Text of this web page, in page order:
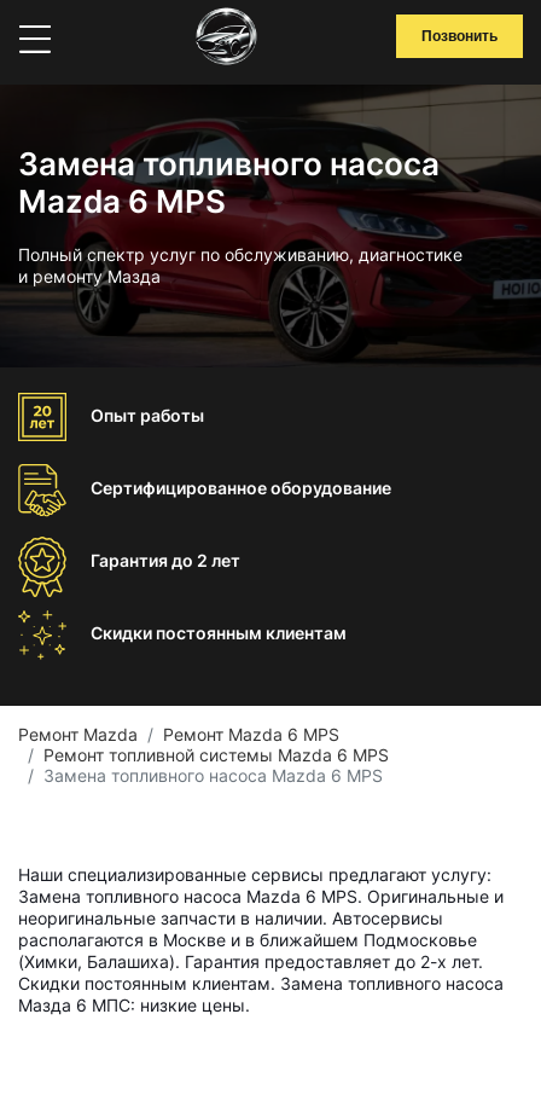
Позвонить
Замена топливного насоса
Mazda 6 MPS
Полный спектр услуг по обслуживанию, диагностике
и ремонту Мазда
Опыт работы
Сертифицированноеоборудование
Гарантиядо 2 лет
Скидки постоянным клиентам
Ремонт Mazda
Ремонт Mazda 6 MPS
Ремонт топливной системы Mazda 6 MPS
Замена топливного насоса Mazda 6 MPS
Наши специализированные сервисы предлагают услугу:
Замена топливного насоса Mazda 6 MPS. Оригинальные и
неоригинальные запчасти в наличии. Автосервисы
располагаются в Москве и в ближайшем Подмосковье
(Химки, Балашиха). Гарантия предоставляет до 2-х лет.
Скидки постоянным клиентам. Замена топливного насоса
Мазда 6 МПС: низкие цены.